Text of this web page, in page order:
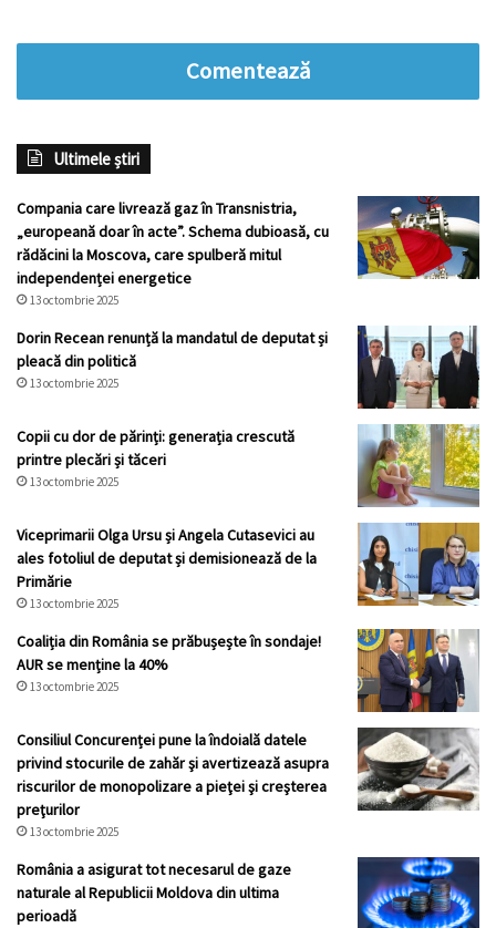
Comentează
Ultimele știri
Compania care livrează gaz în Transnistria,
„europeană doar în acte”. Schema dubioasă, cu
rădăcini la Moscova, care spulberă mitul
independenței energetice
13 octombrie 2025
Dorin Recean renunță la mandatul de deputat și
pleacă din politică
13 octombrie 2025
Copii cu dor de părinți: generația crescută
printre plecări și tăceri
13 octombrie 2025
Viceprimarii Olga Ursu și Angela Cutasevici au
ales fotoliul de deputat și demisionează de la
Primărie
13 octombrie 2025
Coaliția din România se prăbușește în sondaje!
AUR se menține la 40%
13 octombrie 2025
Consiliul Concurenței pune la îndoială datele
privind stocurile de zahăr şi avertizează asupra
riscurilor de monopolizare a pieţei şi creşterea
preţurilor
13 octombrie 2025
România a asigurat tot necesarul de gaze
naturale al Republicii Moldova din ultima
perioadă